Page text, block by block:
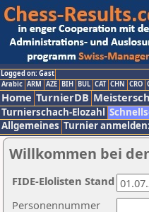
Logged on: Gast
Arabic ARM AZE BIH BUL CAT CHN CRO
Home TurnierDB
Turnierschach-Elozahl
Allgemeines Turnier
Willkommen bei
Personennummer
FIDE-Elolisten Stand